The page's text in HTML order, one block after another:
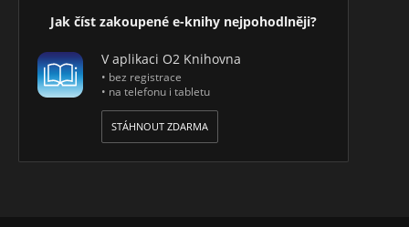
Jak číst zakoupené e-knihy nejpohodlněji?
V aplikaci O2 Knihovna
• bez registrace
• na telefonu i tabletu
STÁHNOUT ZDARMA